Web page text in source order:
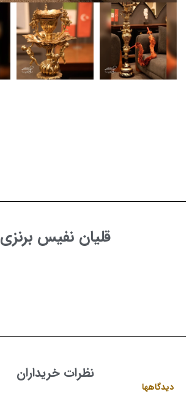
قلیان نفیس برنزی
نظرات خریداران
دیدگاهها